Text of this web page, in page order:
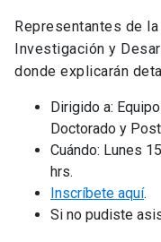
Representantes de
Investigación y
donde explicarán
Dirigido a:
Doctorado y
Cuándo: Lunes
hrs.
Inscríbete aquí.
Si no pudiste